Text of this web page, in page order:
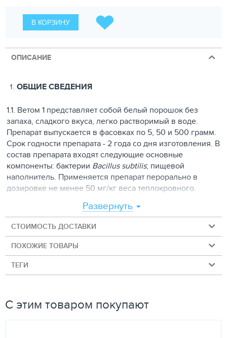
В КОРЗИНУ
ОПИСАНИЕ
ОБЩИЕ СВЕДЕНИЯ
1.1. Ветом 1 представляет собой белый порошок без
запаха, сладкого вкуса, легко растворимый в воде.
Препарат выпускается в фасовках по 5, 50 и 500 грамм.
Срок годности препарата - 2 года со дня изготовления. В
состав препарата входят следующие основные
компоненты: бактерии Bacillus subtilis; пищевой
наполнитель. Применяется препарат перорально в
дозировке не менее 50 мг/кг веса теплокровного.
ФАРМАКОЛОГИЧЕСКИЕ СВОЙСТВА
Лечебный эффект препарата обеспечивается
продуктами жизнедеятельности бактерий
в желудочно-кишечном тракте (ЖКТ) теплокровного:
· бацитрацинами - полипептидными антибиотиками;
· аминокислотами;
· ферментами.
Развернуть
СТОИМОСТЬ ДОСТАВКИ
ПОХОЖИЕ ТОВАРЫ
ТЕГИ
С этим товаром покупают